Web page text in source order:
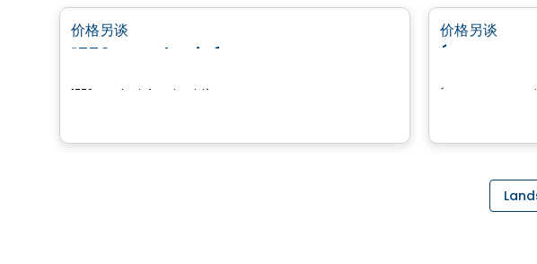
价格另谈
1770, rue du Fief
1770, rue du Fief, Trois-Rivières, QC
价格另谈
Éco-